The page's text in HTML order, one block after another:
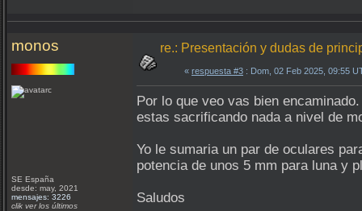
monos
SE España
desde: may, 2021
mensajes: 3226
clik ver los últimos
re.: Presentación y dudas de
« respuesta #3 : Dom, 02 Feb 2025, 09:55
Por lo que veo vas bien
estas sacrificando nada a nivel de
Yo le sumaria un par de oculares
potencia de unos 5 mm para luna y
Saludos